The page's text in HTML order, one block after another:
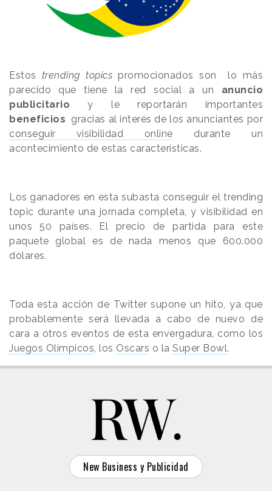
Estos trending topics promocionados son lo más
parecido que tiene la red social a un anuncio
publicitario y le reportarán importantes
beneficios gracias al interés de los anunciantes por
conseguir visibilidad online durante un
acontecimiento de estas características.
Los ganadores en esta subasta conseguir el trending
topic durante una jornada completa, y visibilidad en
unos 50 países. El precio de partida para este
paquete global es de nada menos que 600.000
dólares.
Toda esta acción de Twitter supone un hito, ya que
probablemente será llevada a cabo de nuevo de
cara a otros eventos de esta envergadura, como los
Juegos Olímpicos, los Oscars o la Super Bowl.
New Business y Publicidad